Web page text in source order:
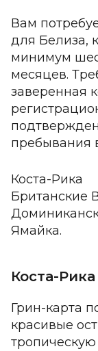
Вам
для Белиза,
минимум
месяцев.
заверенная
пребывания
Коста-Рика
Британские
Ямайка.
Коста-Рика
Грин-карта
красивые